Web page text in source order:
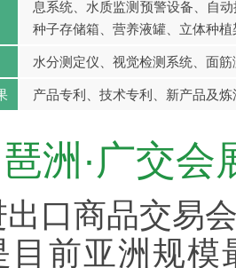
息系统、水质监测预警设备、自
种子存储箱、营养液罐、立体种
水分测定仪、视觉检测系统、面
产品专利、技术专利、新产品及
洲·广交会
出口商品交易
目前亚洲规模